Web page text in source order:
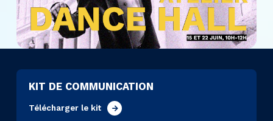
KIT DE COMMUNICATION
Télécharger le kit